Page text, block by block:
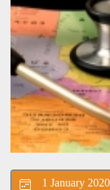
1 January